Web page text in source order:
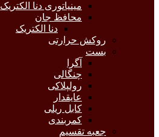
مینیاتوری دنا الکتریک
محافظ جان
دنا الکتریک
روکش حرارتی
بست
آگرا
چنگالی
رولپلاکی
عایقدار
کابل ریلی
کمربندی
جعبه تقسیم